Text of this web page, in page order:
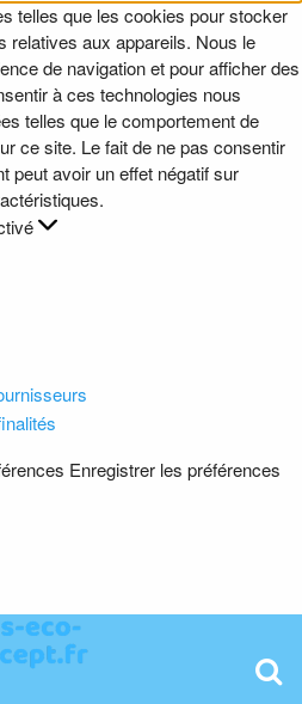
telles que les cookies pour stocker
relatives aux appareils. Nous le
de navigation et pour afficher des
à ces technologies nous
telles que le comportement de
ce site. Le fait de ne pas consentir
peut avoir un effet négatif sur
Enregistrer les préférences